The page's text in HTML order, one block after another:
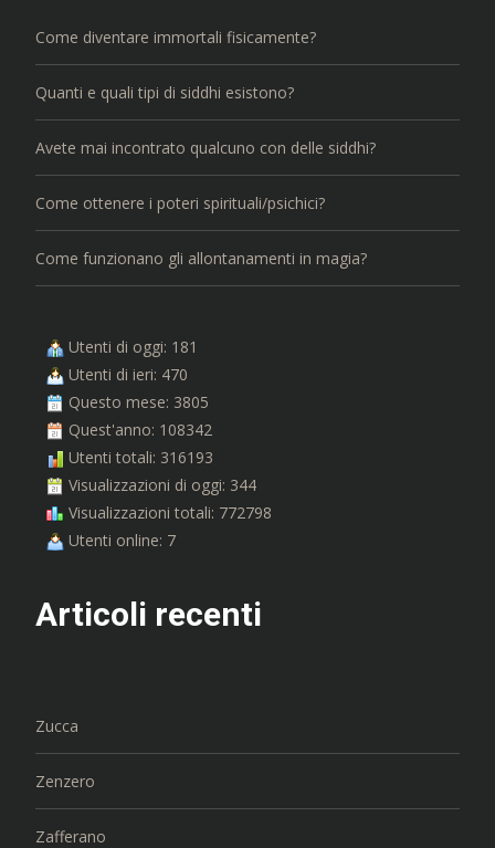
Come diventare immortali fisicamente?
Quanti e quali tipi di siddhi esistono?
Avete mai incontrato qualcuno con delle siddhi?
Come ottenere i poteri spirituali/psichici?
Come funzionano gli allontanamenti in magia?
Utenti di oggi: 181
Utenti di ieri: 470
Questo mese: 3805
Quest'anno: 108342
Utenti totali: 316193
Visualizzazioni di oggi: 344
Visualizzazioni totali: 772798
Utenti online: 7
Articoli recenti
Zucca
Zenzero
Zafferano